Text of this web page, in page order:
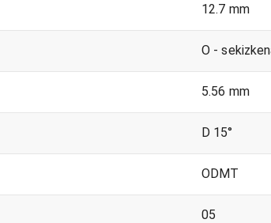
12.7 mm
O -
5.56 mm
D 15°
ODMT
05